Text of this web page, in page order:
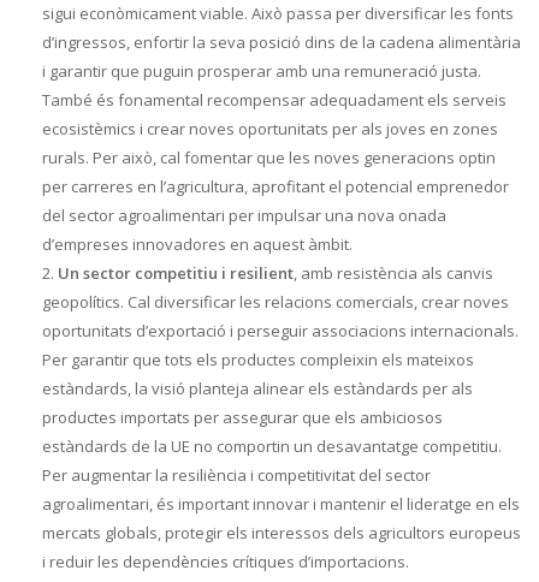
sigui econòmicament viable. Això passa per diversificar les fonts
d’ingressos, enfortir la seva posició dins de la cadena alimentària
i garantir que puguin prosperar amb una remuneració justa.
També és fonamental recompensar adequadament els serveis
ecosistèmics i crear noves oportunitats per als joves en zones
rurals. Per això, cal fomentar que les noves generacions optin
per carreres en l’agricultura, aprofitant el potencial emprenedor
del sector agroalimentari per impulsar una nova onada
d’empreses innovadores en aquest àmbit.
Un sector competitiu i resilient, amb resistència als canvis
geopolítics. Cal diversificar les relacions comercials, crear noves
oportunitats d’exportació i perseguir associacions internacionals.
Per garantir que tots els productes compleixin els mateixos
estàndards, la visió planteja alinear els estàndards per als
productes importats per assegurar que els ambiciosos
estàndards de la UE no comportin un desavantatge competitiu.
Per augmentar la resiliència i competitivitat del sector
agroalimentari, és important innovar i mantenir el lideratge en els
mercats globals, protegir els interessos dels agricultors europeus
i reduir les dependències crítiques d’importacions.